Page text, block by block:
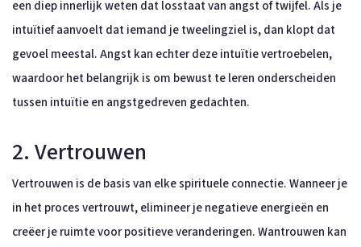
een diep innerlijk weten dat losstaat van angst of twijfel. Als je
intuïtief aanvoelt dat iemand je tweelingziel is, dan klopt dat
gevoel meestal. Angst kan echter deze intuïtie vertroebelen,
waardoor het belangrijk is om bewust te leren onderscheiden
tussen intuïtie en angstgedreven gedachten.
2. Vertrouwen
Vertrouwen is de basis van elke spirituele connectie. Wanneer je
in het proces vertrouwt, elimineer je negatieve energieën en
creëer je ruimte voor positieve veranderingen. Wantrouwen kan